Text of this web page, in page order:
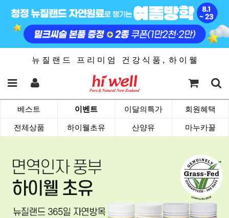
뉴 질 랜 드 프 리 미 엄 건 강 식 품 , 하 이 웰
베스트 이벤트 이달의특가 회원혜택
전체상품 하이웰초유 산양유 마누카꿀